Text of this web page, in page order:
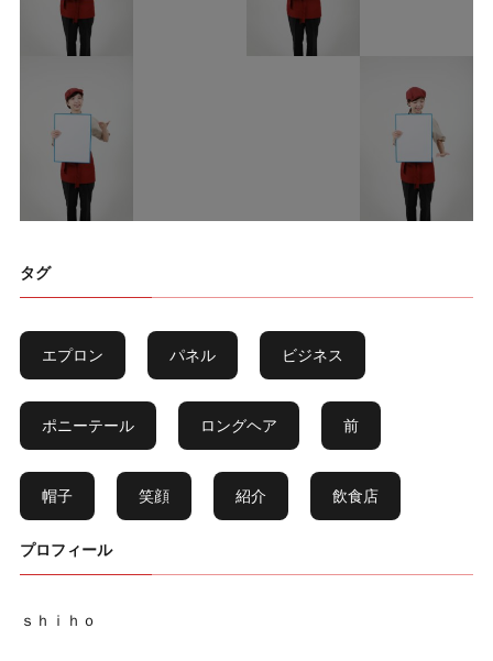
タグ
エプロン パネル ビジネス
ポニーテール ロングヘア 前
帽子 笑顔 紹介 飲食店
プロフィール
ｓｈｉｈｏ